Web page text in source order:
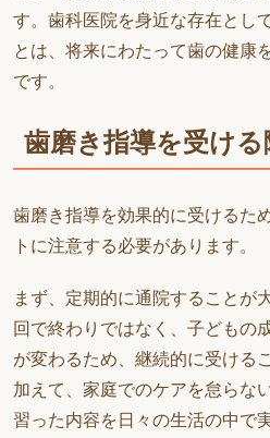
す。歯科医院を身近な存在とし
とは、将来にわたって歯の健康
です。
歯磨き指導を受け
歯磨き指導を効果的に受けるた
トに注意する必要があります。
まず、定期的に通院することが
回で終わりではなく、子どもの
が変わるため、継続的に受ける
加えて、家庭でのケアを怠らな
習った内容を日々の生活の中で